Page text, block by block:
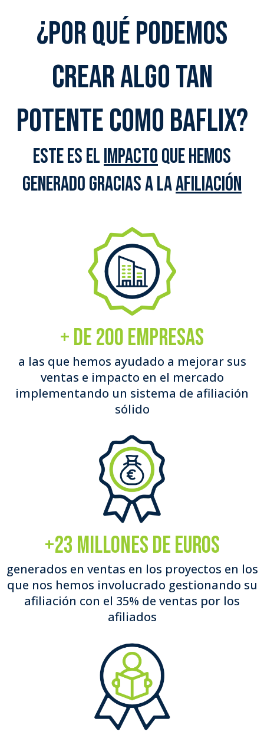
¿Por qué podemos
crear algo tan
potente como baflix?
Este es elimpactoque hemos
generado gracias a laafiliación
+ de 200 Empresas
a las que hemos ayudado a mejorar sus
ventas e impacto en el mercado
implementando un sistema de afiliación
sólido
+23 millones de euros
generados en ventas en los proyectos en los
que nos hemos involucrado gestionando su
afiliación con el 35% de ventas por los
afiliados